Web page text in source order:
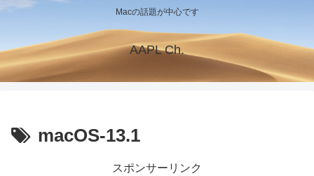
Macの話題が中心です
AAPL Ch.
macOS-13.1
スポンサーリンク